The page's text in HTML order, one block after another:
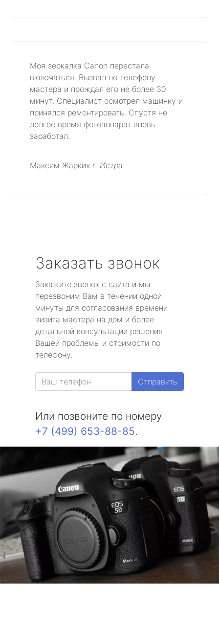
Моя зеркалка Canon перестала
включаться. Вызвал по телефону
мастера и прождал его не более 30
минут. Специалист осмотрел машинку и
принялся ремонтировать. Спустя не
долгое время фотоаппарат вновь
заработал.
Максим Жарких г. Истра
Заказать звонок
Закажите звонок с сайта и мы
перезвоним Вам в течении одной
минуты для согласования времени
визита мастера на дом и более
детальной консультации решения
Вашей проблемы и стоимости по
телефону.
Отправить
Или позвоните по номеру
+7 (499) 653-88-85.